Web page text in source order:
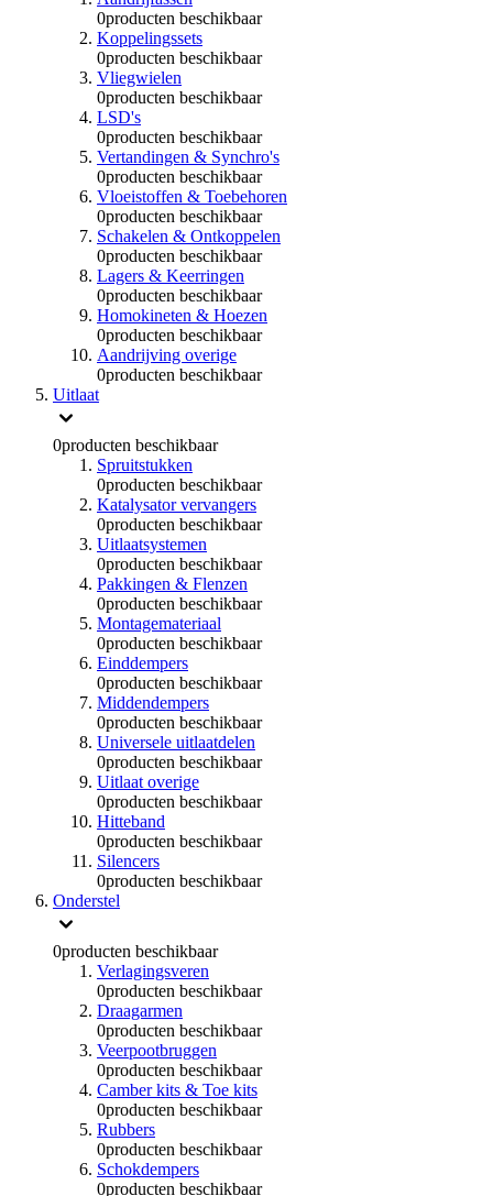
0producten beschikbaar
Koppelingssets
0producten beschikbaar
Vliegwielen
0producten beschikbaar
LSD's
0producten beschikbaar
Vertandingen & Synchro's
0producten beschikbaar
Vloeistoffen & Toebehoren
0producten beschikbaar
Schakelen & Ontkoppelen
0producten beschikbaar
Lagers & Keerringen
0producten beschikbaar
Homokineten & Hoezen
0producten beschikbaar
Aandrijving overige
0producten beschikbaar
Uitlaat
0producten beschikbaar
Spruitstukken
0producten beschikbaar
Katalysator vervangers
0producten beschikbaar
Uitlaatsystemen
0producten beschikbaar
Pakkingen & Flenzen
0producten beschikbaar
Montagemateriaal
0producten beschikbaar
Einddempers
0producten beschikbaar
Middendempers
0producten beschikbaar
Universele uitlaatdelen
0producten beschikbaar
Uitlaat overige
0producten beschikbaar
Hitteband
0producten beschikbaar
Silencers
0producten beschikbaar
Onderstel
0producten beschikbaar
Verlagingsveren
0producten beschikbaar
Draagarmen
0producten beschikbaar
Veerpootbruggen
0producten beschikbaar
Camber kits & Toe kits
0producten beschikbaar
Rubbers
0producten beschikbaar
Schokdempers
0producten beschikbaar